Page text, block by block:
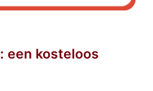
een kosteloos